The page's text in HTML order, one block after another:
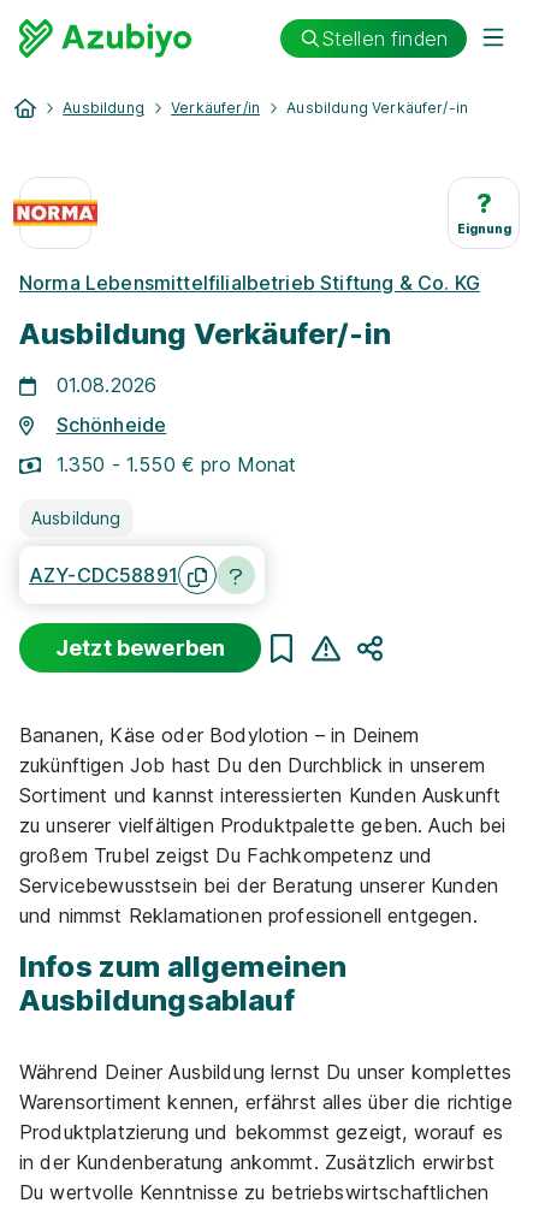
Stellen finden
Ausbildung Verkäufer/in Ausbildung Verkäufer/-in
?
Eignung
Norma Lebensmittelfilialbetrieb Stiftung & Co. KG
Ausbildung Verkäufer/-in
01.08.2026
Schönheide
1.350 - 1.550 € pro Monat
Ausbildung
AZY-CDC58891
Jetzt bewerben
Bananen, Käse oder Bodylotion – in Deinem
zukünftigen Job hast Du den Durchblick in unserem
Sortiment und kannst interessierten Kunden Auskunft
zu unserer vielfältigen Produktpalette geben. Auch bei
großem Trubel zeigst Du Fachkompetenz und
Servicebewusstsein bei der Beratung unserer Kunden
und nimmst Reklamationen professionell entgegen.
Infos zum allgemeinen
Ausbildungsablauf
Während Deiner Ausbildung lernst Du unser komplettes
Warensortiment kennen, erfährst alles über die richtige
Produktplatzierung und bekommst gezeigt, worauf es
in der Kundenberatung ankommt. Zusätzlich erwirbst
Du wertvolle Kenntnisse zu betriebswirtschaftlichen